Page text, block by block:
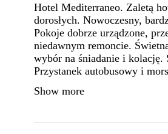
Hotel Mediterraneo. Zaletą
dorosłych. Nowoczesny,
Pokoje dobrze urządzone,
niedawnym remoncie.
wybór na śniadanie i kolację.
Przystanek autobusowy i
Show more